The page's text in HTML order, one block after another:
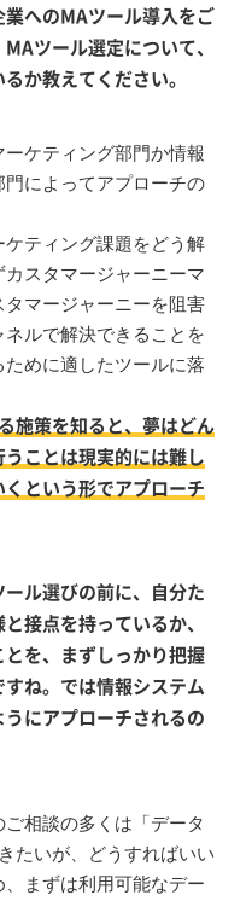
へのMAツール導入をご
ツール選定について、
か教えてください。
ケティング部門か情報
によってアプローチの
ティング課題をどう解
スタマージャーニーマ
マージャーニーを阻害
ルで解決できることを
めに適したツールに落
施策を知ると、夢はどん
ことは現実的には難し
という形でアプローチ
ル選びの前に、自分た
接点を持っているか、
を、まずしっかり把握
ね。では情報システム
にアプローチされるの
相談の多くは「データ
たいが、どうすればいい
まずは利用可能なデー